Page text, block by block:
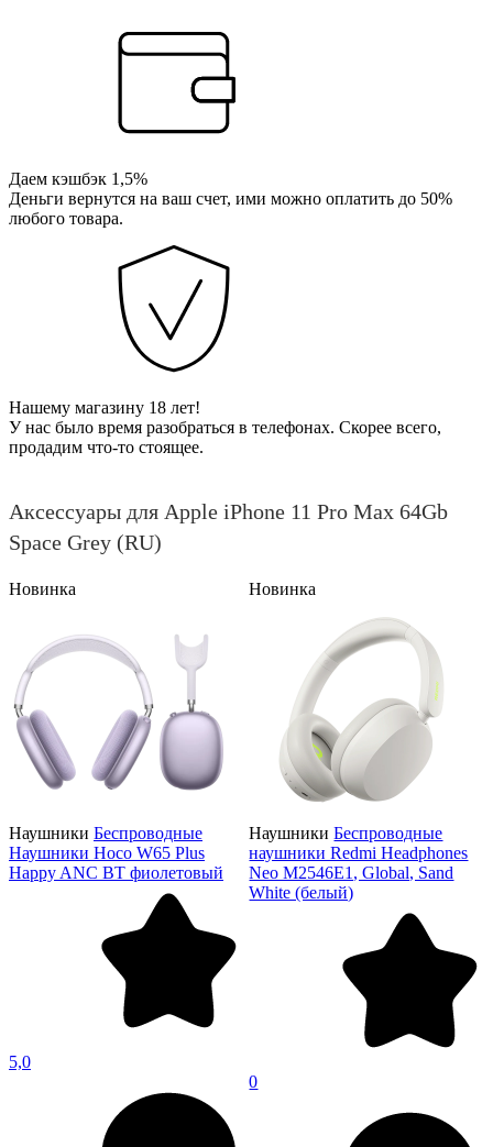
Даем кэшбэк 1,5%
Деньги вернутся на ваш счет, ими можно оплатить до 50%
любого товара.
Нашему магазину 18 лет!
У нас было время разобраться в телефонах. Скорее всего,
продадим что-то стоящее.
Аксессуары для Apple iPhone 11 Pro Max 64Gb
Space Grey (RU)
Новинка
Наушники Беспроводные
Наушники Hoco W65 Plus
Happy ANC BT фиолетовый
5,0
Новинка
Наушники Беспроводные
наушники Redmi Headphones
Neo M2546E1, Global, Sand
White (белый)
0